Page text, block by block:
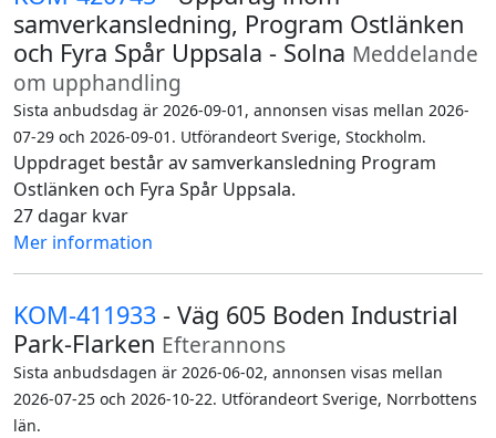
samverkansledning, Program Ostlänken
och Fyra Spår Uppsala - Solna Meddelande
om upphandling
Sista anbudsdag är 2026-09-01, annonsen visas mellan 2026-
07-29 och 2026-09-01. Utförandeort Sverige, Stockholm.
Uppdraget består av samverkansledning Program
Ostlänken och Fyra Spår Uppsala.
27 dagar kvar
Mer information
KOM-411933 - Väg 605 Boden Industrial
Park-Flarken Efterannons
Sista anbudsdagen är 2026-06-02, annonsen visas mellan
2026-07-25 och 2026-10-22. Utförandeort Sverige, Norrbottens
län.